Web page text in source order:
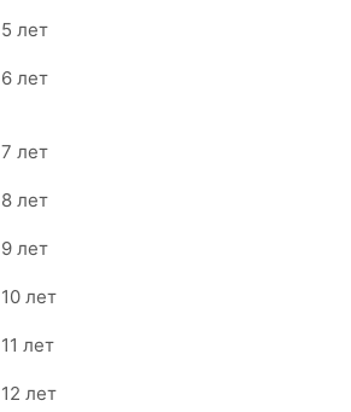
5 лет
6 лет
7 лет
8 лет
9 лет
10 лет
11 лет
12 лет